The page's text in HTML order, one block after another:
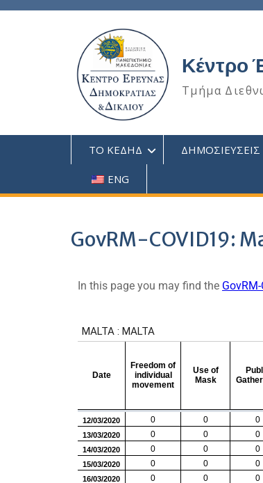
Κέντρο
Τμήμα
ΤΟ ΚΕΔΗΔ ΔΗΜΟΣΙΕΥΣΕΙΣ
ENG
GovRM-COVID19:
In this page you may find the